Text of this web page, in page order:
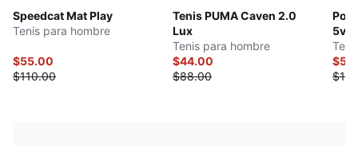
Speedcat Mat Play
Tenis para hombre
$55.00
$110.00
Tenis PUMA Caven 2.0
Lux
Tenis para hombre
$44.00
$88.00
5v5